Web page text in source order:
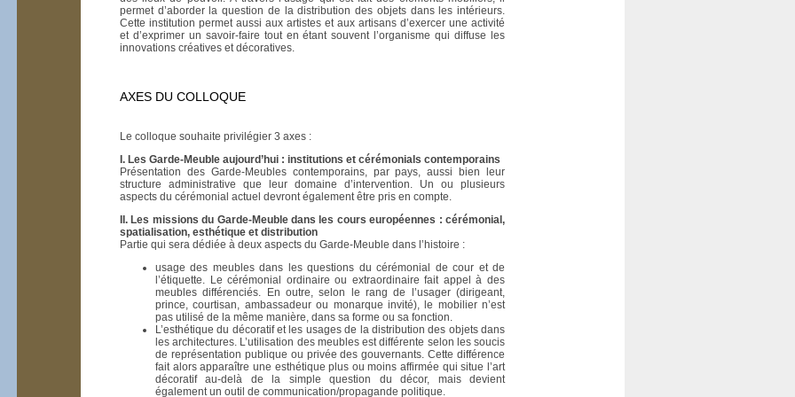
permet d’aborder la question de la distribution des objets dans les intérieurs.
Cette institution permet aussi aux artistes et aux artisans d’exercer une activité
et d’exprimer un savoir-faire tout en étant souvent l’organisme qui diffuse les
innovations créatives et décoratives.
AXES DU COLLOQUE
Le colloque souhaite privilégier 3 axes :
I. Les Garde-Meuble aujourd’hui : institutions et cérémonials contemporains
Présentation des Garde-Meubles contemporains, par pays, aussi bien leur
structure administrative que leur domaine d’intervention. Un ou plusieurs
aspects du cérémonial actuel devront également être pris en compte.
II. Les missions du Garde-Meuble dans les cours européennes : cérémonial,
spatialisation, esthétique et distribution
Partie qui sera dédiée à deux aspects du Garde-Meuble dans l’histoire :
usage des meubles dans les questions du cérémonial de cour et de
l’étiquette. Le cérémonial ordinaire ou extraordinaire fait appel à des
meubles différenciés. En outre, selon le rang de l’usager (dirigeant,
prince, courtisan, ambassadeur ou monarque invité), le mobilier n’est
pas utilisé de la même manière, dans sa forme ou sa fonction.
L’esthétique du décoratif et les usages de la distribution des objets dans
les architectures. L’utilisation des meubles est différente selon les soucis
de représentation publique ou privée des gouvernants. Cette différence
fait alors apparaître une esthétique plus ou moins affirmée qui situe l’art
décoratif au-delà de la simple question du décor, mais devient
également un outil de communication/propagande politique.